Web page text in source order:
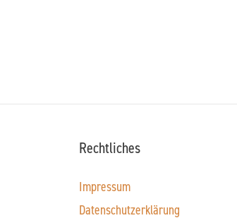
Rechtliches
Impressum
Datenschutzerklärung